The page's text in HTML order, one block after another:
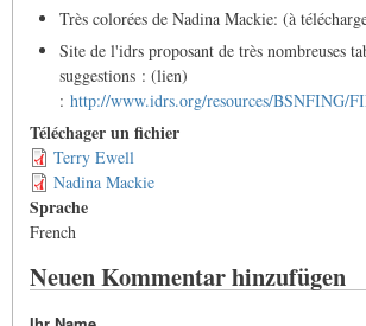
Très colorées de Nadina Mackie: (à
Site de l'idrs proposant de très nombreuses
suggestions : (lien)
: http://www.idrs.org/resources/BSNFING/
Téléchager un fichier
Terry Ewell
Nadina Mackie
Sprache
French
Neuen Kommentar hinzufügen